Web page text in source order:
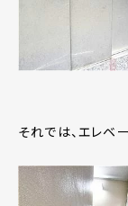
それでは、エレベ